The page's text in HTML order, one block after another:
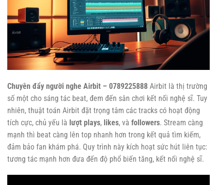
Chuyên đẩy người nghe Airbit – 0789225888 Airbit là thị trường
số một cho sáng tác beat, đem đến sân chơi kết nối nghệ sĩ. Tuy
nhiên, thuật toán Airbit đặt trọng tâm các tracks có hoạt động
tích cực, chủ yếu là lượt plays, likes, và followers. Stream càng
mạnh thì beat càng lên top nhanh hơn trong kết quả tìm kiếm,
đảm bảo fan khám phá. Quy trình này kích hoạt sức hút liên tục:
tương tác mạnh hơn đưa đến độ phổ biến tăng, kết nối nghệ sĩ.